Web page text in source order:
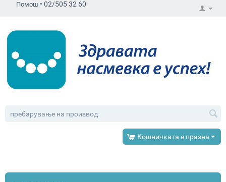
Помош • 02/505 32 60
Кошничката е празна